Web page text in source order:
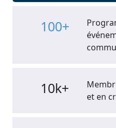
100+
10k+
et en